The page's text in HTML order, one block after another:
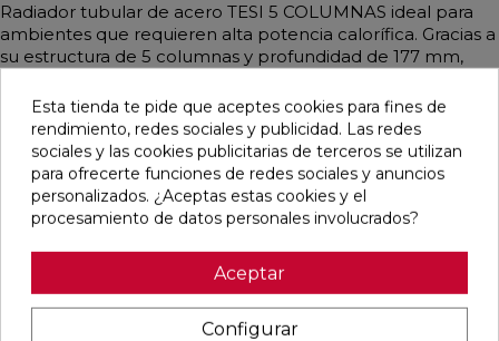
Radiador tubular de acero TESI 5 COLUMNAS ideal para
ambientes que requieren alta potencia calorífica. Gracias a
su estructura de 5 columnas y profundidad de 177 mm,
amplios. Diseñado para instalaciones de baja temperatura
como bombas de calor o calderas de condensación.
Disponible en diferentes medidas, con potencias que
alcanzan hasta 3708 W. Incluye soportes universales del
mismo color, purgador y tapón ciego. Acabado en Blanco
Estándar o personalizable con colores RAL y Acabados
gracias a su diseño funcional y elegante.
Esta tienda te pide que aceptes cookies para fines de
rendimiento, redes sociales y publicidad. Las redes
sociales y las cookies publicitarias de terceros se utilizan
para ofrecerte funciones de redes sociales y anuncios
personalizados. ¿Aceptas estas cookies y el
procesamiento de datos personales involucrados?
Aceptar
Configurar